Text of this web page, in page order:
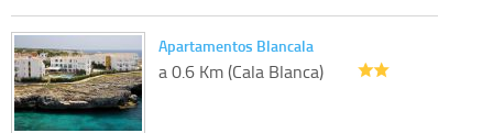
Apartamentos Blancala
a 0.6 Km (Cala Blanca)